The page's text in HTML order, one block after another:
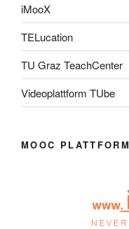
iMooX
TELucation
TU Graz TeachCenter
Videoplattform TUbe
MOOC PLATTFORM